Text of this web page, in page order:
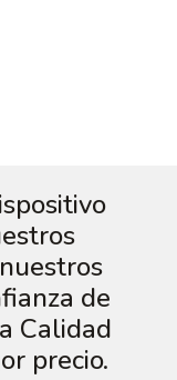
de
Calidad
precio.